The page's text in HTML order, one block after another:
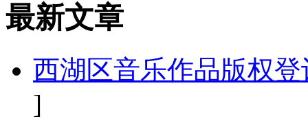
最新文章
西湖区音乐作品版权
]